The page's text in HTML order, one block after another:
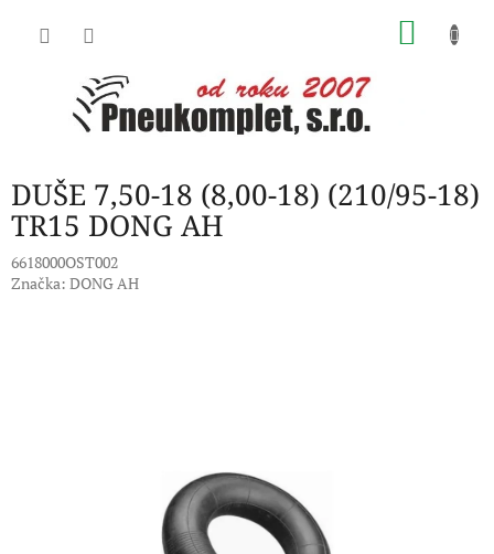
DUŠE 7,50-18 (8,00-18) (210/95-18)
TR15 DONG AH
6618000OST002
Značka: DONG AH